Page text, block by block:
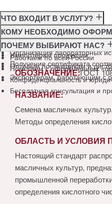
ЧТО ВХОДИТ В УСЛУГУ?
Консультация по
Подготовка и подача
Организация лабораторных
Получение сертификата
КОМУ НЕОБХОДИМО
Производителям
Импортёрам продукции
Оптовым поставщикам и
Экспортёрам, работающим с
ПОЧЕМУ ВЫБИРАЮТ НАС?
Работаем по всей России
Помогаем с оформлением
Конфиденциальность и
Бесплатная консультация и
ОБОЗНАЧЕНИЕ:ГОСТ
НАЗВАНИЕ:
Семена масличных
Методы определения
ОБЛАСТЬ И УСЛОВИЯ
Настоящий стандарт
масличных культур,
промышленной
определения кислотного